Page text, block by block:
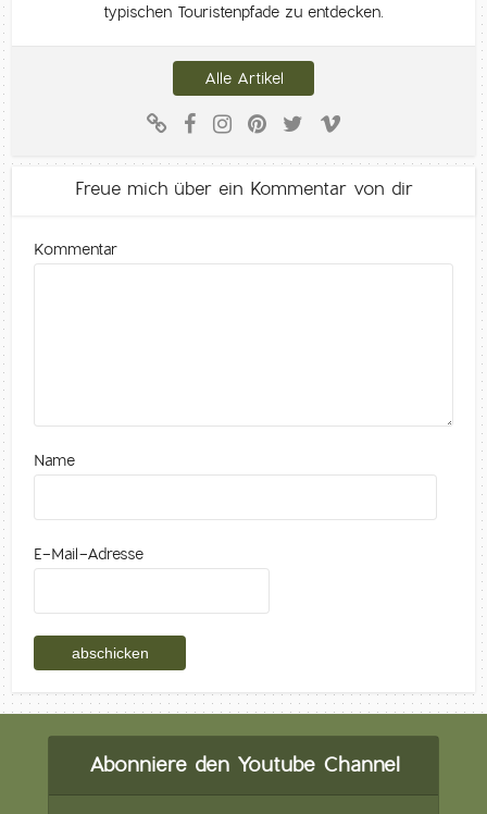
typischen Touristenpfade zu entdecken.
Alle Artikel
Freue mich über ein Kommentar von dir
Kommentar
Name
E-Mail-Adresse
Abonniere den Youtube Channel